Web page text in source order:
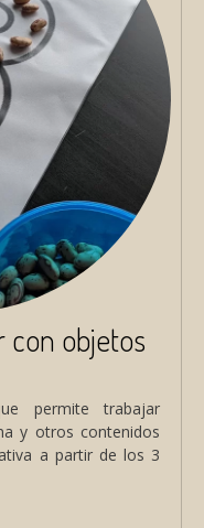
con objetos
permite trabajar
y otros contenidos
a partir de los 3